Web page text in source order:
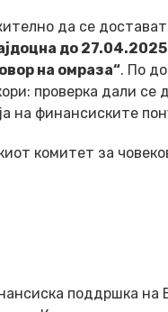
да се
до 27.04.2025
на омраза“. По
проверка дали
на финансиските
комитет за
поддршка на